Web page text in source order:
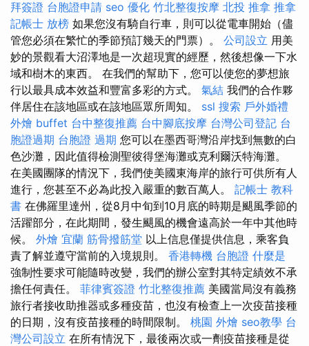
拜簽證 台胞證申請 seo 優化 竹北整復按摩 北投 推拿 推拿
記帳士 放榜 如果您沒有騎自行車，則可以從電車開始（儘
管您必須在繁忙的季節預訂幾天的門票）。 公司設立 用美
妙的景觀看大沼澤地是一次超現實的經歷，然後想像一下水
域和樹木的東西。 在我們的幫助下，您可以使您的夢想旅
行以最具成本效益和豐富多彩的方式。 氣結 我們的合作夥
伴居住在該地區或在該地區眾所周知。 ssl 搜索 戶外婚禮
外燴 buffet 台中整復推薦 台中腳底按摩 台灣公司登記 台
胞證過期 台胞證 過期 您可以在墨西哥灣沿岸找到無數的白
色沙灘，因此值得檢測聖彼得堡海灘或克利爾沃特海灘。
在美國團隊的情況下，我們使美國東海岸的旅行可供所有人
進行，您甚至不必為此投入嚴重的數百萬人。 記帳士 教科
書 在佛羅里達州，從8月中旬到10月底的時期是颶風季節的
活躍部分，在此期間，發生颶風的機會遠高於一年中其他時
候。 外燴 宜蘭 筋骨撥筋堂 以上信息僅提供信息，乘客負
責了解並遵守當前的入境規則。 香港轉機 台胞證 什麼是
強制性要求可能隨時改變，我們的辦公室對其特定績效不承
擔任何責任。 菲律賓簽證 竹北整復推薦 美國當局沒有義務
旅行者接收助推器或多種疫苗，也沒有檢查上一次疫苗接種
的日期，沒有疫苗接種的時間限制。 桃園 外燴 seo教學 台
灣公司設立 在所有情況下，最後兩次或一劑疫苗接種是從